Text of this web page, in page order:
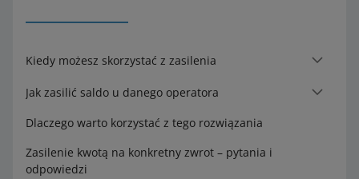
Kiedy możesz skorzystać z zasilenia
Jak zasilić saldo u danego operatora
Dlaczego warto korzystać z tego rozwiązania
Zasilenie kwotą na konkretny zwrot – pytania i
odpowiedzi